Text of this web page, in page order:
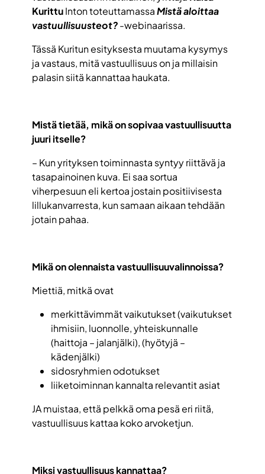
KurittuInton toteuttamassaMistä aloittaa
vastuullisuusteot?-webinaarissa.
Tässä Kuritun esityksesta muutama kysymys
ja vastaus, mitä vastuullisuus on ja millaisin
palasin siitä kannattaa haukata.
Mistä tietää, mikä on sopivaa vastuullisuutta
juuri itselle?
– Kun yrityksen toiminnasta syntyy riittävä ja
tasapainoinen kuva. Ei saa sortua
viherpesuun eli kertoa jostain positiivisesta
lillukanvarresta, kun samaan aikaan tehdään
jotain pahaa.
Mikä on olennaista vastuullisuuvalinnoissa?
Miettiä, mitkä ovat
merkittävimmät vaikutukset (vaikutukset
ihmisiin, luonnolle, yhteiskunnalle
(haittoja – jalanjälki), (hyötyjä –
kädenjälki)
sidosryhmien odotukset
liiketoiminnan kannalta relevantit asiat
JA muistaa, että pelkkä oma pesä eri riitä,
vastuullisuus kattaa koko arvoketjun.
Miksi vastuullisuus kannattaa?